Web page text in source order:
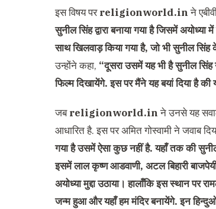
इस विषय परreligionworld.inने
सुनील सिंह द्वारा बनाया गया है जिसमें
साथ खिलवाड़ किया गया है, जो भी सुनील
उन्होंने कहा, “दूसरा उसमें यह भी है सुनील सिंह
फिल्म दिखायेंगे. इस पर मैंने यह बयां दिया है
जबreligionworld.inने उनसे यह
आधारित है. इस पर अमित गोस्वामी ने जवाब
गया है उसमें ऐसा कुछ नहीं है. यहाँ तक की
इसमें लाल कृष्ण आडवाणी, अटल बिहारी
अयोध्या मुद्दा उठाया। हालाँकि इस स्थान पर
जन्म हुआ और यहाँ हम मंदिर बनायेंगे. इन